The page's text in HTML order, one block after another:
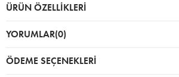
ÜRÜN ÖZELLIKLERI
YORUMLAR(0)
ÖDEME SEÇENEKLERI